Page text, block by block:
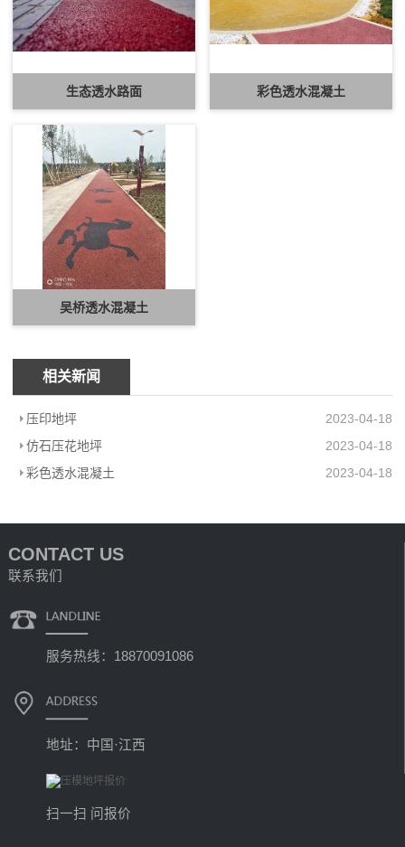
生态透水路面 彩色透水混凝土
吴桥透水混凝土
相关新闻
压印地坪
2023-04-18
仿石压花地坪
2023-04-18
彩色透水混凝土
2023-04-18
CONTACT US
联系我们
服务热线：18870091086
地址：中国·江西
扫一扫 问报价